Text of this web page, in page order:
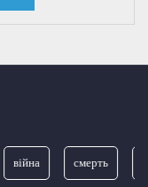
війна смерть